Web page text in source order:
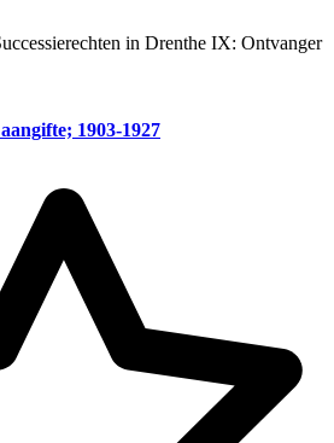
in Drenthe IX: Ontvanger
1903-1927